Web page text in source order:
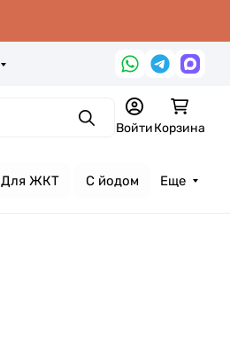
ПоискВойтиКорзина
Для ЖКТ С йодом Еще